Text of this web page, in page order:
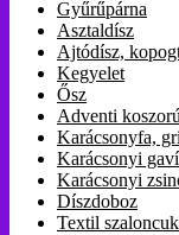
Gyűrűpárna
Asztaldísz
Ajtódísz,
Kegyelet
Ősz
Adventi
Karácsonyfa,
Karácsonyi
Karácsonyi
Díszdoboz
Textil